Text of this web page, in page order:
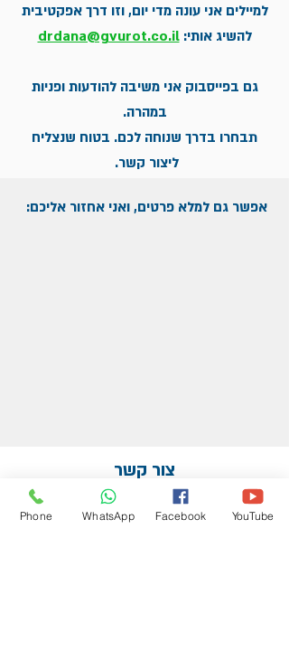
למיילים אני עונה מדי יום, וזו דרך אפקטיבית
להשיג אותי:drdana@gvurot.co.il
גם בפייסבוק אני משיבה להודעות ופניות
במהרה.
תבחרו בדרך שנוחה לכם. בטוח שנצליח
ליצור קשר.
אפשר גם למלא פרטים, ואני אחזור אליכם:
צור קשר
תבחרו בדרך שנוחה לכם.
בטוח שנצליח ליצור קשר.
Phone WhatsApp Facebook YouTube